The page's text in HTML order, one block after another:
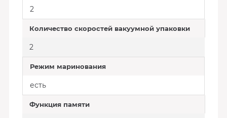
2
Количество скоростей вакуумной упаковки
2
Режим маринования
есть
Функция памяти